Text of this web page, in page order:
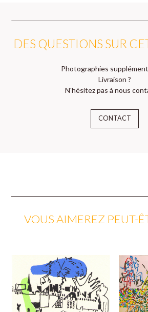
DES QUESTIONS SUR
Photographies
Livraison ?
N'hésitez pas à nous
CONTACT
VOUS AIMEREZ PEUT-